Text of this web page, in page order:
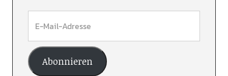
Abonnieren